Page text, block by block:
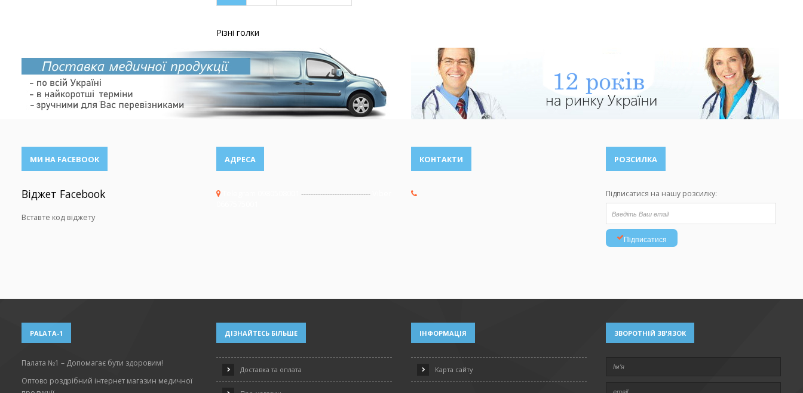
Різні голки
МИ НА FACEBOOK
Віджет Facebook
Вставте код віджету
АДРЕСА
-----------------------------
КОНТАКТИ РОЗСИЛКА
Підписатися на нашу розсилку:
Підписатися
PALATA-1
Палата №1 – Допомагає бути здоровим!
Оптово роздрібний інтернет магазин медичної
ДІЗНАЙТЕСЬ БІЛЬШЕ
Доставка та оплата
ІНФОРМАЦІЯ
Карта сайту
ЗВОРОТНІЙ ЗВ'ЯЗОК